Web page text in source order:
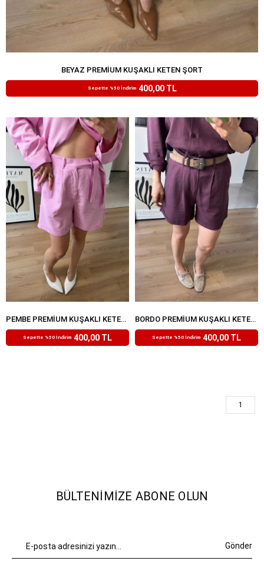
BEYAZ PREMIUM KUŞAKLI KETEN ŞORT
₺799,99
Sepette %50 İndirim 400,00 TL
PEMBE PREMIUM KUŞAKLI KETEN ŞORT
₺799,99
Sepette %50 İndirim 400,00 TL
BORDO PREMIUM KUŞAKLI KETEN ŞORT
₺799,99
Sepette %50 İndirim 400,00 TL
1
BÜLTENIMIZE ABONE OLUN
Gönder